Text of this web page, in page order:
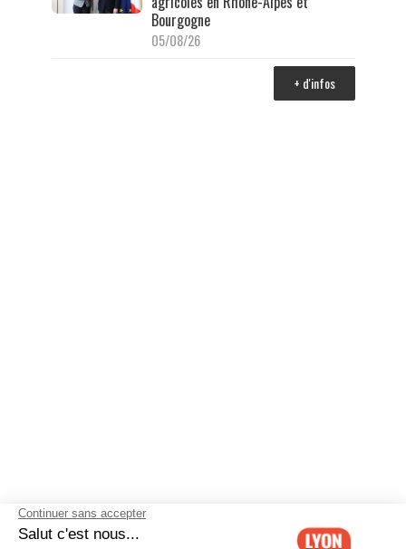
Bourgogne
05/08/26
+ d'infos